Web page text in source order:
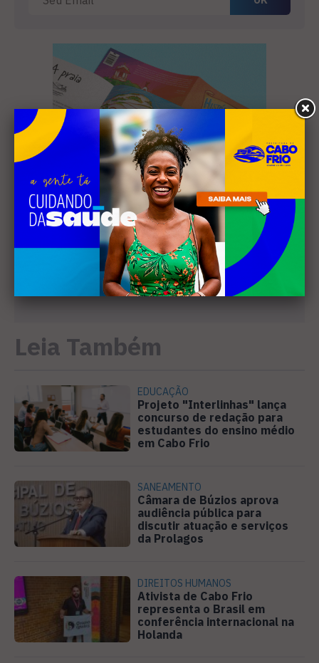
Leia Também
EDUCAÇÃO
Projeto "Interlinhas" lança
concurso de redação para
estudantes do ensino médio
em Cabo Frio
SANEAMENTO
Câmara de Búzios aprova
audiência pública para
discutir atuação e serviços
da Prolagos
DIREITOS HUMANOS
Ativista de Cabo Frio
representa o Brasil em
conferência internacional na
Holanda